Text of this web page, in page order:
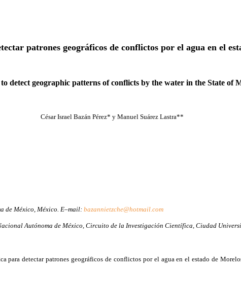
patrones geográficos de conflictos por el agua en el
detect geographic patterns of conflicts by the water in the State of
César Israel Bazán Pérez* y Manuel Suárez Lastra**
de México, México. E–mail: bazannietzche@hotmail.com
Autónoma de México, Circuito de la Investigación Científica, Ciudad
para detectar patrones geográficos de conflictos por el agua en el estado de